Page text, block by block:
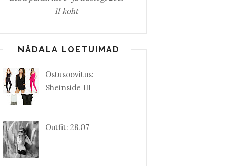
II koht
NÄDALA LOETUIMAD
Ostusoovitus:
Sheinside III
Outfit: 28.07